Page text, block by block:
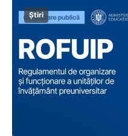
Știri